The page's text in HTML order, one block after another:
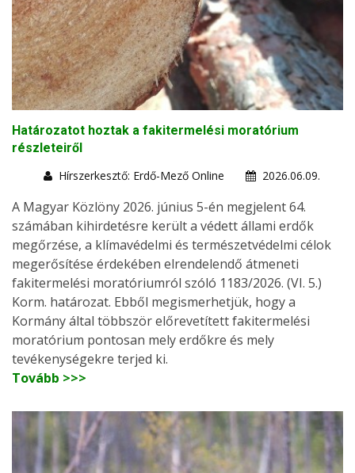
Határozatot hoztak a fakitermelési moratórium
részleteiről
Hírszerkesztő: Erdő-Mező Online
2026.06.09.
A Magyar Közlöny 2026. június 5-én megjelent 64.
számában kihirdetésre került a védett állami erdők
megőrzése, a klímavédelmi és természetvédelmi célok
megerősítése érdekében elrendelendő átmeneti
fakitermelési moratóriumról szóló 1183/2026. (VI. 5.)
Korm. határozat. Ebből megismerhetjük, hogy a
Kormány által többször előrevetített fakitermelési
moratórium pontosan mely erdőkre és mely
tevékenységekre terjed ki.
Tovább >>>